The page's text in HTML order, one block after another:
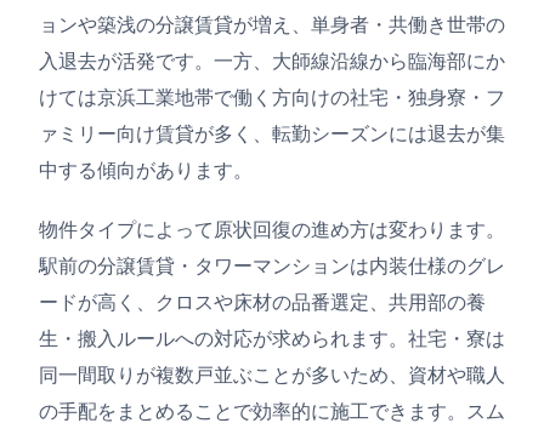
ョンや築浅の分譲賃貸が増え、単身者・共働き世帯の
入退去が活発です。一方、大師線沿線から臨海部にか
けては京浜工業地帯で働く方向けの社宅・独身寮・フ
ァミリー向け賃貸が多く、転勤シーズンには退去が集
中する傾向があります。
物件タイプによって原状回復の進め方は変わります。
駅前の分譲賃貸・タワーマンションは内装仕様のグレ
ードが高く、クロスや床材の品番選定、共用部の養
生・搬入ルールへの対応が求められます。社宅・寮は
同一間取りが複数戸並ぶことが多いため、資材や職人
の手配をまとめることで効率的に施工できます。スム